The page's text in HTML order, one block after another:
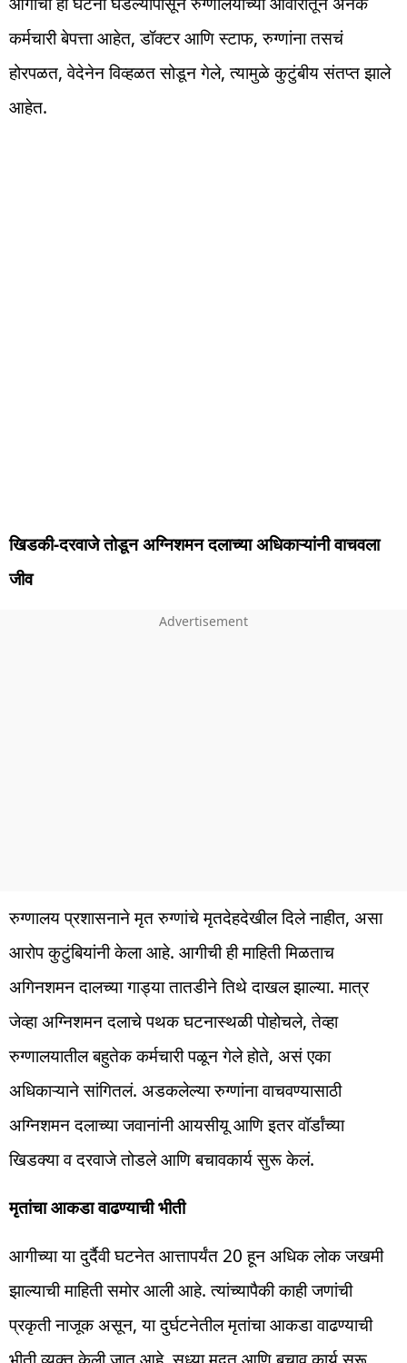
कर्मचारी बेपत्ता आहेत, डॉक्टर आणि स्टाफ, रुग्णांना तसचं
होरपळत, वेदेनेन विव्हळत सोडून गेले, त्यामुळे कुटुंबीय संतप्त झाले
आहेत.
खिडकी-दरवाजे तोडून अग्निशमन दलाच्या अधिकाऱ्यांनी वाचवला
जीव
रुग्णालय प्रशासनाने मृत रुग्णांचे मृतदेहदेखील दिले नाहीत, असा
आरोप कुटुंबियांनी केला आहे. आगीची ही माहिती मिळताच
अगिनशमन दालच्या गाड्या तातडीने तिथे दाखल झाल्या. मात्र
जेव्हा अग्निशमन दलाचे पथक घटनास्थळी पोहोचले, तेव्हा
रुग्णालयातील बहुतेक कर्मचारी पळून गेले होते, असं एका
अधिकाऱ्याने सांगितलं. अडकलेल्या रुग्णांना वाचवण्यासाठी
अग्निशमन दलाच्या जवानांनी आयसीयू आणि इतर वॉर्डांच्या
खिडक्या व दरवाजे तोडले आणि बचावकार्य सुरू केलं.
मृतांचा आकडा वाढण्याची भीती
आगीच्या या दुर्दैवी घटनेत आत्तापर्यंत 20 हून अधिक लोक जखमी
झाल्याची माहिती समोर आली आहे. त्यांच्यापैकी काही जणांची
प्रकृती नाजूक असून, या दुर्घटनेतील मृतांचा आकडा वाढण्याची